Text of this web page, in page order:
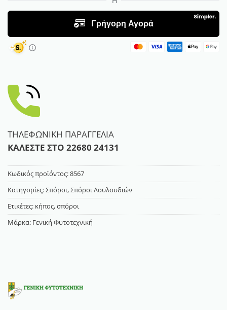
ΤΗΛΕΦΩΝΙΚΗ ΠΑΡΑΓΓΕΛΙΑ
ΚΑΛΕΣΤΕ ΣΤΟ 22680 24131
Κωδικός προϊόντος:8567
Κατηγορίες:Σπόροι,Σπόροι Λουλουδιών
Ετικέτες: κήπος,σπόροι
Μάρκα: Γενική Φυτοτεχνική